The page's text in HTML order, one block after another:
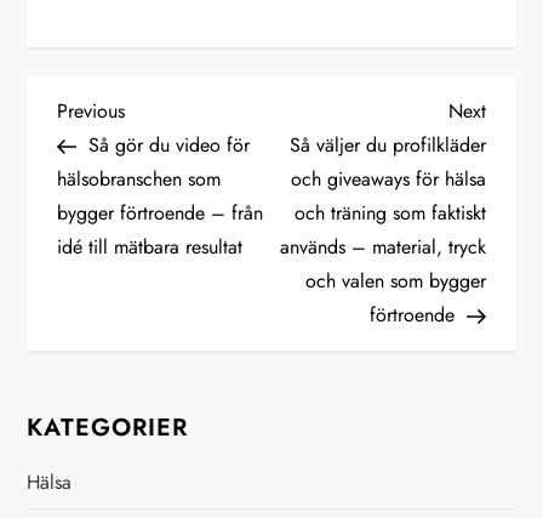
I
n
l
g
s
Previous
Post
Previous
Så gör du video för
hälsobranschen som
bygger förtroende – från
idé till mätbara resultat
Next
Post
Next
Så väljer du profilkläder
och giveaways för hälsa
och träning som faktiskt
används – material, tryck
och valen som bygger
förtroende
KATEGORIER
Hälsa